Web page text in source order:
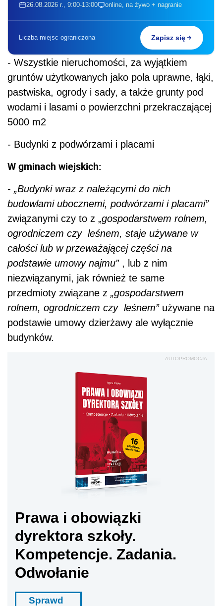
26.08.2026 r., 9:00-13:00 online, na żywo + nagranie
Liczba miejsc ograniczona Zapisz się
- Wszystkie nieruchomości, za wyjątkiem
gruntów użytkowanych jako pola uprawne, łąki,
pastwiska, ogrody i sady, a także grunty pod
wodami i lasami o powierzchni przekraczającej
5000 m2
- Budynki z podwórzami i placami
W gminach wiejskich:
- „Budynki wraz z należącymi do nich
budowlami ubocznemi, podwórzami i placami”
związanymi czy to z „gospodarstwem rolnem,
ogrodniczem czy leśnem, staje używane w
całości lub w przeważającej części na
podstawie umowy najmu”, lub z nim
niezwiązanymi, jak również te same
przedmioty związane z „gospodarstwem
rolnem, ogrodniczem czy leśnem” używane na
podstawie umowy dzierżawy ale wyłącznie
budynków.
AUTOPROMOCJA
Prawa i obowiązki
dyrektora szkoły.
Kompetencje. Zadania.
Odwołanie
Sprawd